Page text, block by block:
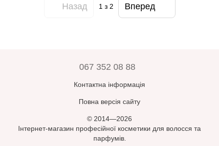
Назад 1 з 2 Вперед
067 352 08 88
Контактна інформація
Повна версія сайту
© 2014—2026
Інтернет-магазин професійної косметики для волосся та
парфумів.